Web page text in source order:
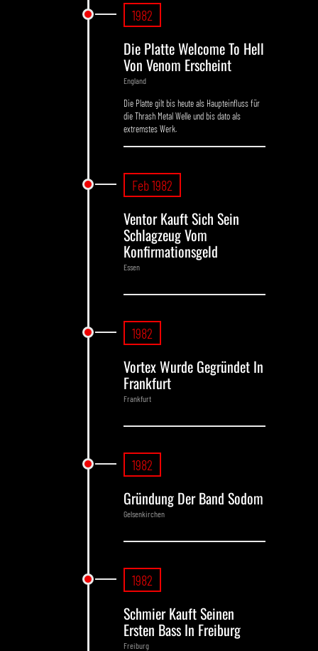
1982
Die Platte Welcome To Hell
Von Venom Erscheint
England
Die Platte gilt bis heute als Haupteinfluss für
die Thrash Metal Welle und bis dato als
extremstes Werk.
Feb 1982
Ventor Kauft Sich Sein
Schlagzeug Vom
Konfirmationsgeld
Essen
1982
Vortex Wurde Gegründet In
Frankfurt
Frankfurt
1982
Gründung Der Band Sodom
Gelsenkirchen
1982
Schmier Kauft Seinen
Ersten Bass In Freiburg
Freiburg